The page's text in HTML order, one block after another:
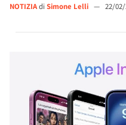
NOTIZIAdi Simone Lelli — 22/